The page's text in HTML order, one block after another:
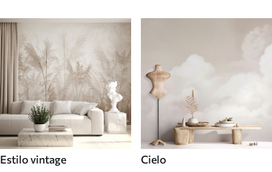
Estilo vintage Cielo